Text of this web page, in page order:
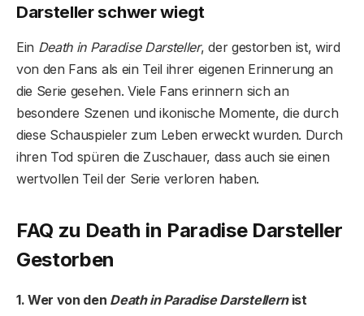
Darsteller schwer wiegt
Ein Death in Paradise Darsteller, der gestorben ist, wird
von den Fans als ein Teil ihrer eigenen Erinnerung an
die Serie gesehen. Viele Fans erinnern sich an
besondere Szenen und ikonische Momente, die durch
diese Schauspieler zum Leben erweckt wurden. Durch
ihren Tod spüren die Zuschauer, dass auch sie einen
wertvollen Teil der Serie verloren haben.
FAQ zu Death in Paradise Darsteller
Gestorben
1. Wer von den Death in Paradise Darstellernist